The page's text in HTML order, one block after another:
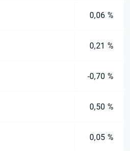
0,06 %
0,21 %
-0,70 %
0,50 %
0,05 %